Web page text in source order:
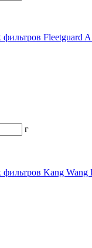
Fleetguard
г
Kang Wang